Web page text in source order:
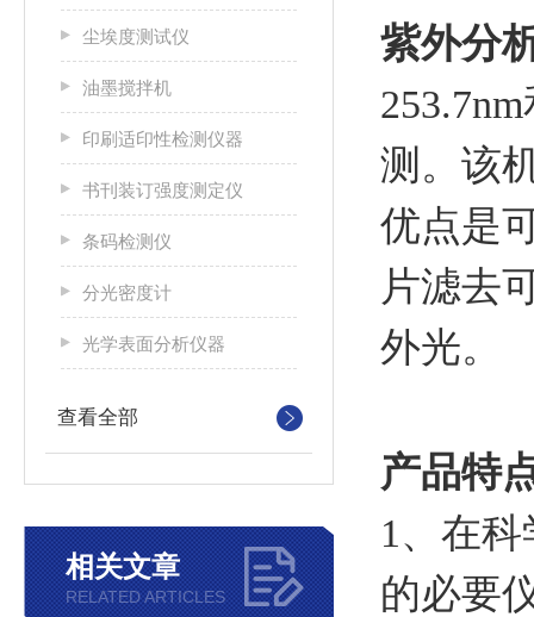
尘埃度测试仪
油墨搅拌机
印刷适印性检测仪器
书刊装订强度测定仪
条码检测仪
分光密度计
光学表面分析仪器
查看全部
相关文章
RELATED ARTICLES
紫外分
测。该
优点是
片滤去
外光。
产品特
1、在
的必要